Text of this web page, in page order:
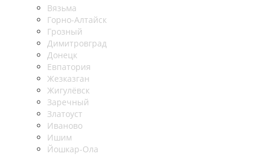
Вязьма
Горно-Алтайск
Грозный
Димитровград
Донецк
Евпатория
Жезказган
Жигулёвск
Заречный
Златоуст
Иваново
Ишим
Йошкар-Ола